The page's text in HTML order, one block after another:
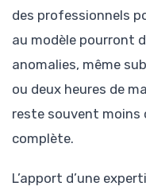
des professionnels
au modèle pourront
anomalies, même
ou deux heures de
reste souvent moins
complète.
L’apport d’une